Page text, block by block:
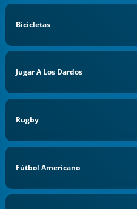
Bicicletas
Jugar A Los Dardos
Rugby
Fútbol Americano